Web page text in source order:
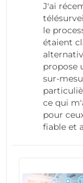
J'ai
le
étaient
propose
sur-
ce qui
pour
fiable et